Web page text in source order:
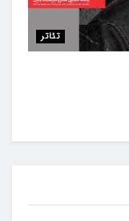
تئاتر